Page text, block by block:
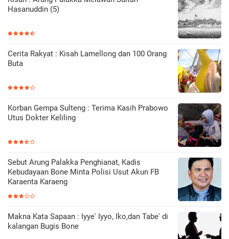
Hasanuddin (5)
Cerita Rakyat : Kisah Lamellong dan 100 Orang
Buta
Korban Gempa Sulteng : Terima Kasih Prabowo
Utus Dokter Keliling
Sebut Arung Palakka Penghianat, Kadis
Kebudayaan Bone Minta Polisi Usut Akun FB
Karaenta Karaeng
Makna Kata Sapaan : Iyye' Iyyo, Iko,dan Tabe' di
kalangan Bugis Bone